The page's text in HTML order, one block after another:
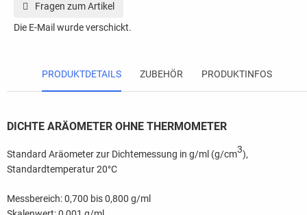
Fragen zum Artikel
Die E-Mail wurde verschickt.
PRODUKTDETAILS ZUBEHÖR PRODUKTINFOS
DICHTE ARÄOMETER OHNE THERMOMETER
Standard Aräometer zur Dichtemessung in g/ml (g/cm3),
Standardtemperatur 20°C
Messbereich: 0,700 bis 0,800 g/ml